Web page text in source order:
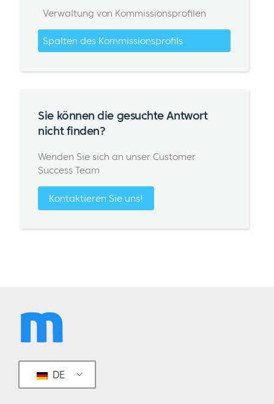
Verwaltung von Kommissionsprofilen
Spalten des Kommissionsprofils
Sie können die gesuchte Antwort
nicht finden?
Wenden Sie sich an unser Customer
Success Team
Kontaktieren Sie uns!
DE